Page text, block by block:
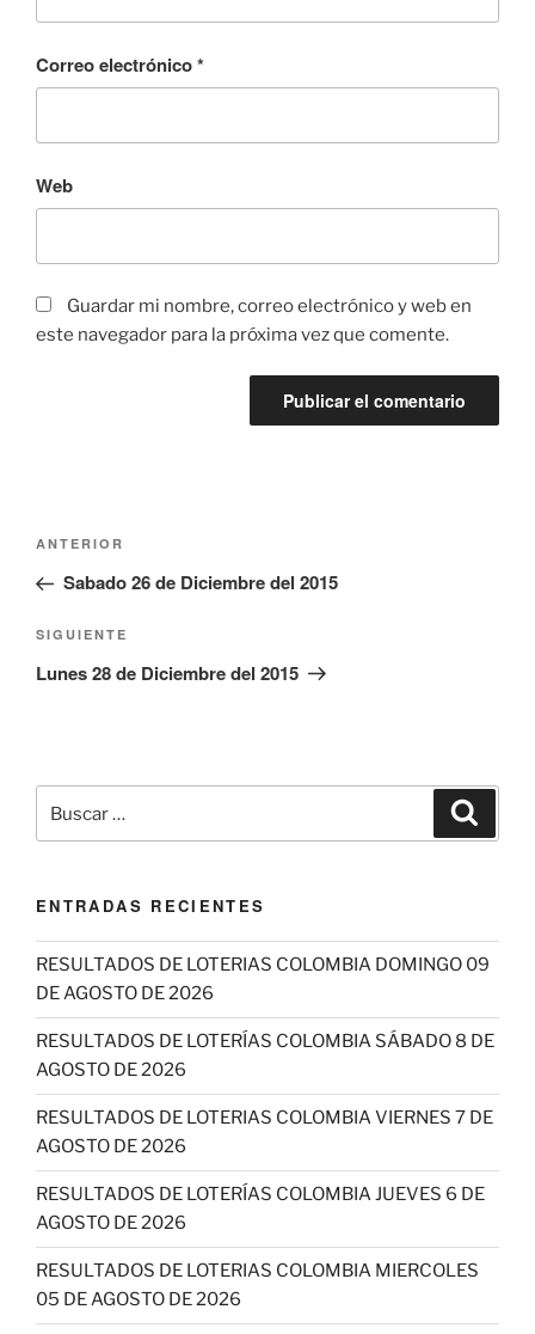
Correo electrónico*
Web
Guardar mi nombre, correo electrónico y web en
este navegador para la próxima vez que comente.
Navegación
entradas
Entrada
anterior:
ANTERIOR
Sabado 26 de Diciembre del 2015
Siguiente
entrada
SIGUIENTE
Lunes 28 de Diciembre del 2015
por:
ENTRADAS RECIENTES
RESULTADOS DE LOTERIAS COLOMBIA DOMINGO 09
DE AGOSTO DE 2026
RESULTADOS DE LOTERÍAS COLOMBIA SÁBADO 8 DE
AGOSTO DE 2026
RESULTADOS DE LOTERIAS COLOMBIA VIERNES 7 DE
AGOSTO DE 2026
RESULTADOS DE LOTERÍAS COLOMBIA JUEVES 6 DE
AGOSTO DE 2026
RESULTADOS DE LOTERIAS COLOMBIA MIERCOLES
05 DE AGOSTO DE 2026